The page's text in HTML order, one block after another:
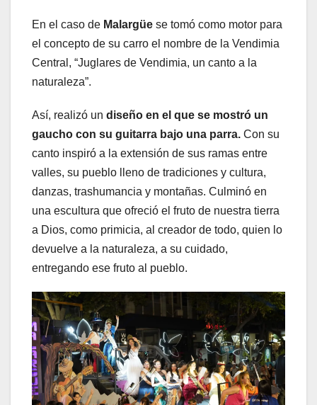
En el caso de Malargüe se tomó como motor para
el concepto de su carro el nombre de la Vendimia
Central, “Juglares de Vendimia, un canto a la
naturaleza”.
Así, realizó un diseño en el que se mostró un
gaucho con su guitarra bajo una parra. Con su
canto inspiró a la extensión de sus ramas entre
valles, su pueblo lleno de tradiciones y cultura,
danzas, trashumancia y montañas. Culminó en
una escultura que ofreció el fruto de nuestra tierra
a Dios, como primicia, al creador de todo, quien lo
devuelve a la naturaleza, a su cuidado,
entregando ese fruto al pueblo.